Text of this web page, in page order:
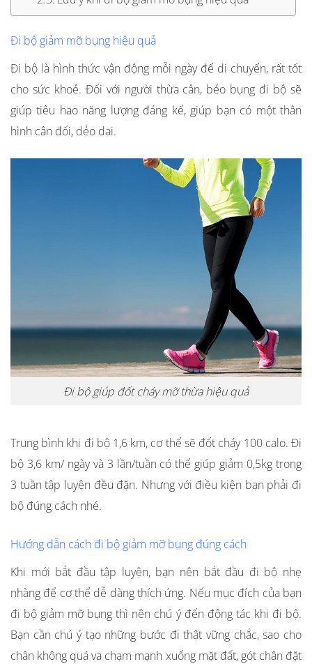
Đi bộ giảm mỡ bụng hiệu quả
Đi bộ là hình thức vận động mỗi ngày để di chuyển, rất tốt
cho sức khoẻ. Đối với người thừa cân, béo bụng đi bộ sẽ
giúp tiêu hao năng lượng đáng kể, giúp bạn có một thân
hình cân đối, dẻo dai.
Đi bộ giúp đốt cháy mỡ thừa hiệu quả
Trung bình khi đi bộ 1,6 km, cơ thể sẽ đốt cháy 100 calo. Đi
bộ 3,6 km/ ngày và 3 lần/tuần có thể giúp giảm 0,5kg trong
3 tuần tập luyện đều đặn. Nhưng với điều kiện bạn phải đi
bộ đúng cách nhé.
Hướng dẫn cách đi bộ giảm mỡ bụng đúng cách
Khi mới bắt đầu tập luyện, bạn nên bắt đầu đi bộ nhẹ
nhàng để cơ thể dễ dàng thích ứng. Nếu mục đích của bạn
đi bộ giảm mỡ bụng thì nên chú ý đến động tác khi đi bộ.
Bạn cần chú ý tạo những bước đi thật vững chắc, sao cho
chân không quá va chạm mạnh xuống mặt đất, gót chân đặt